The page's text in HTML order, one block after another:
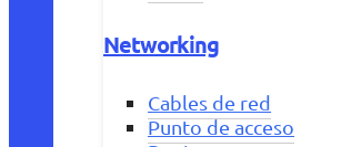
Networking
Cables de red
Punto de acceso